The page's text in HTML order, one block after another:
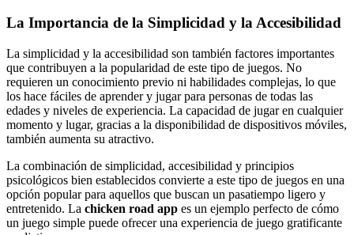
La Importancia de la Simplicidad y la Accesibilidad
La simplicidad y la accesibilidad son también factores importantes
que contribuyen a la popularidad de este tipo de juegos. No
requieren un conocimiento previo ni habilidades complejas, lo que
los hace fáciles de aprender y jugar para personas de todas las
edades y niveles de experiencia. La capacidad de jugar en cualquier
momento y lugar, gracias a la disponibilidad de dispositivos móviles,
también aumenta su atractivo.
La combinación de simplicidad, accesibilidad y principios
psicológicos bien establecidos convierte a este tipo de juegos en una
opción popular para aquellos que buscan un pasatiempo ligero y
entretenido. La chicken road app es un ejemplo perfecto de cómo
un juego simple puede ofrecer una experiencia de juego gratificante